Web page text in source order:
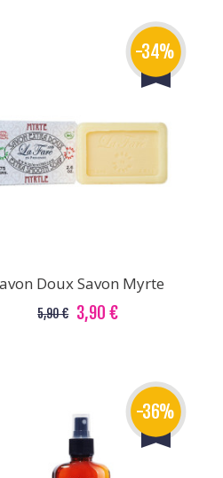
-34%
Doux Savon Myrte
5,90 € 3,90 €
-36%